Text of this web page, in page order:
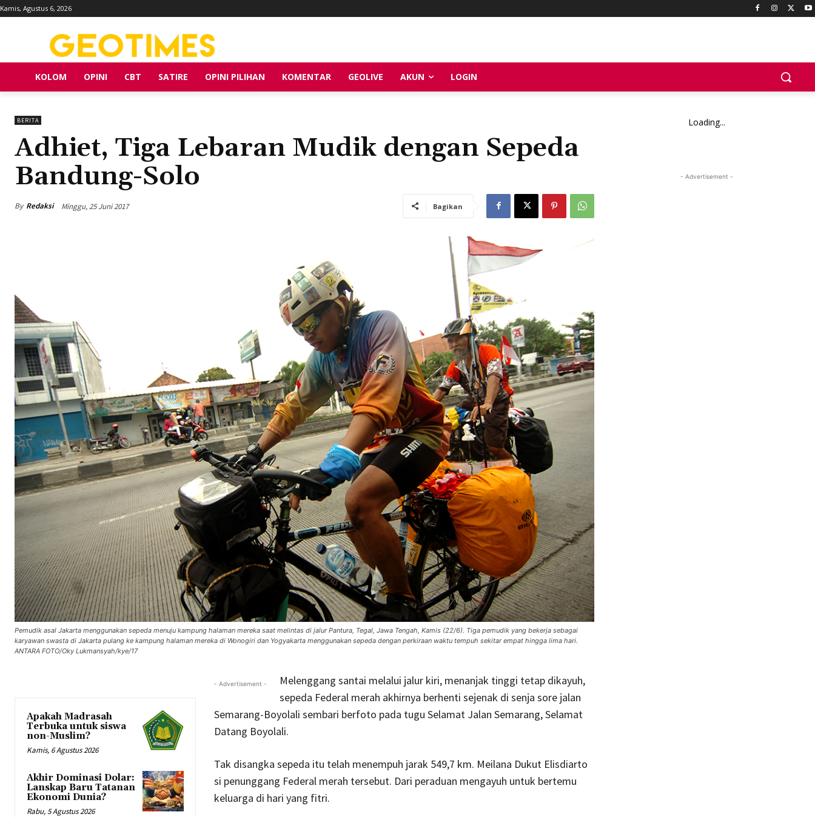
Kamis, Agustus 6, 2026
KOLOM OPINI CBT SATIRE OPINI PILIHAN KOMENTAR GEOLIVE AKUN LOGIN
BERITA
Adhiet, Tiga Lebaran Mudik dengan Sepeda
Bandung-Solo
By Redaksi Minggu, 25 Juni 2017 Bagikan
Pemudik asal Jakarta menggunakan sepeda menuju kampung halaman mereka saat melintas di jalur Pantura, Tegal, Jawa Tengah, Kamis (22/6). Tiga pemudik yang bekerja sebagai
karyawan swasta di Jakarta pulang ke kampung halaman mereka di Wonogiri dan Yogyakarta menggunakan sepeda dengan perkiraan waktu tempuh sekitar empat hingga lima hari.
ANTARA FOTO/Oky Lukmansyah/kye/17
Apakah Madrasah
Terbuka untuk siswa
non-Muslim?
Kamis, 6 Agustus 2026
Akhir Dominasi Dolar:
Lanskap Baru Tatanan
Ekonomi Dunia?
Rabu, 5 Agustus 2026
- Advertisement -
Melenggang santai melalui jalur kiri, menanjak tinggi tetap dikayuh,
sepeda Federal merah akhirnya berhenti sejenak di senja sore jalan
Semarang-Boyolali sembari berfoto pada tugu Selamat Jalan Semarang, Selamat
Datang Boyolali.
Tak disangka sepeda itu telah menempuh jarak 549,7 km. Meilana Dukut Elisdiarto
si penunggang Federal merah tersebut. Dari peraduan mengayuh untuk bertemu
keluarga di hari yang fitri.
Loading...
- Advertisement -